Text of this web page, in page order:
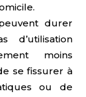
durer
d’utilisation
moins
se fissurer à
ou de